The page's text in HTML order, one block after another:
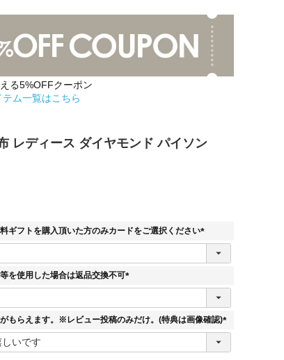
る5%OFFクーポン
ム一覧はこちら
レディース ダイヤモンド パイソン
ギフトを購入頂いた方のみカードをご選択ください
(
を使用した場合は返品交換不可
(
須
もらえます。※レビュー投稿のみだけ。(特典は画像確認)
(